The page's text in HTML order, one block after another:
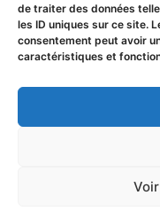
de traiter des données
les ID uniques sur ce site.
consentement peut avoir
caractéristiques et
© 2026